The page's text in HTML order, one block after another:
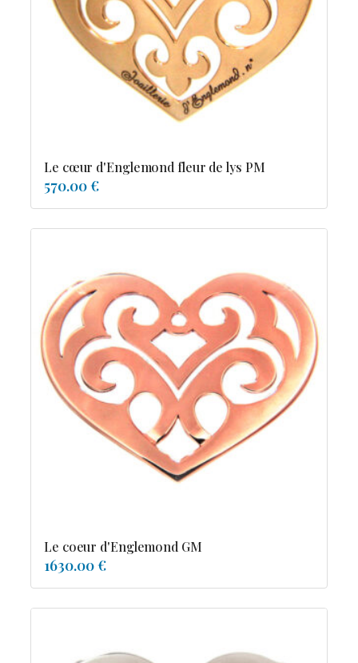
Resile
Reve-asie
Reve-de-pagode
Suspension et frissons
Diamants
Emeraude
Pierres de couleur
Saphir
rubis
saphir de couleur
tanzanite
tourmaline
Le cœur d'Englemond fleur de lys PM
570.00 €
Le coeur d'Englemond GM
1630.00 €